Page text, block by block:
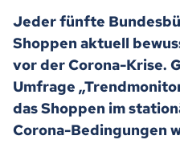
Jeder fünfte
Shoppen aktuell
vor der Corona-Krise.
Umfrage
das Shoppen im
Corona-Bedingungen